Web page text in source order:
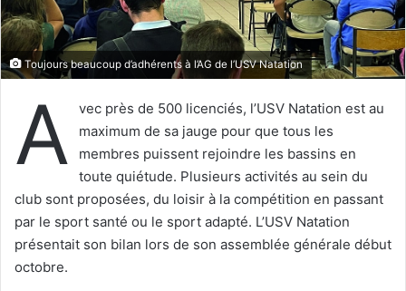
r
e
Toujours beaucoup d’adhérents à l’AG de l’USV Natation
A
vec près de 500 licenciés, l’USV Natation est au
maximum de sa jauge pour que tous les
membres puissent rejoindre les bassins en
toute quiétude. Plusieurs activités au sein du
club sont proposées, du loisir à la compétition en passant
par le sport santé ou le sport adapté. L’USV Natation
présentait son bilan lors de son assemblée générale début
octobre.